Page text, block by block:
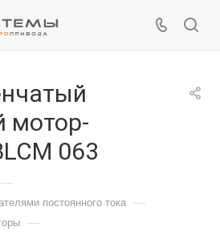
мотор-
063
—
постоянного тока —
—